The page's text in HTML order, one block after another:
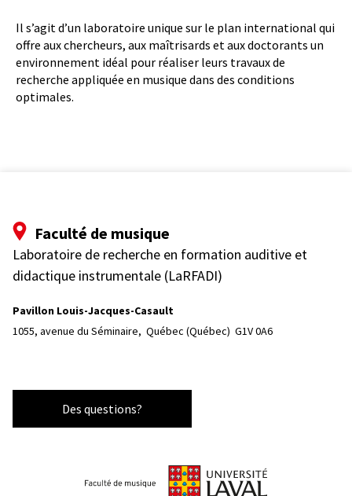
Il s’agit d’un laboratoire unique sur le plan international qui
offre aux chercheurs, aux maîtrisards et aux doctorants un
environnement idéal pour réaliser leurs travaux de
recherche appliquée en musique dans des conditions
optimales.
Faculté de musique
Laboratoire de recherche en formation auditive et
didactique instrumentale (LaRFADI)
Pavillon Louis-Jacques-Casault
1055, avenue du Séminaire, Québec (Québec)  G1V 0A6
Des questions?